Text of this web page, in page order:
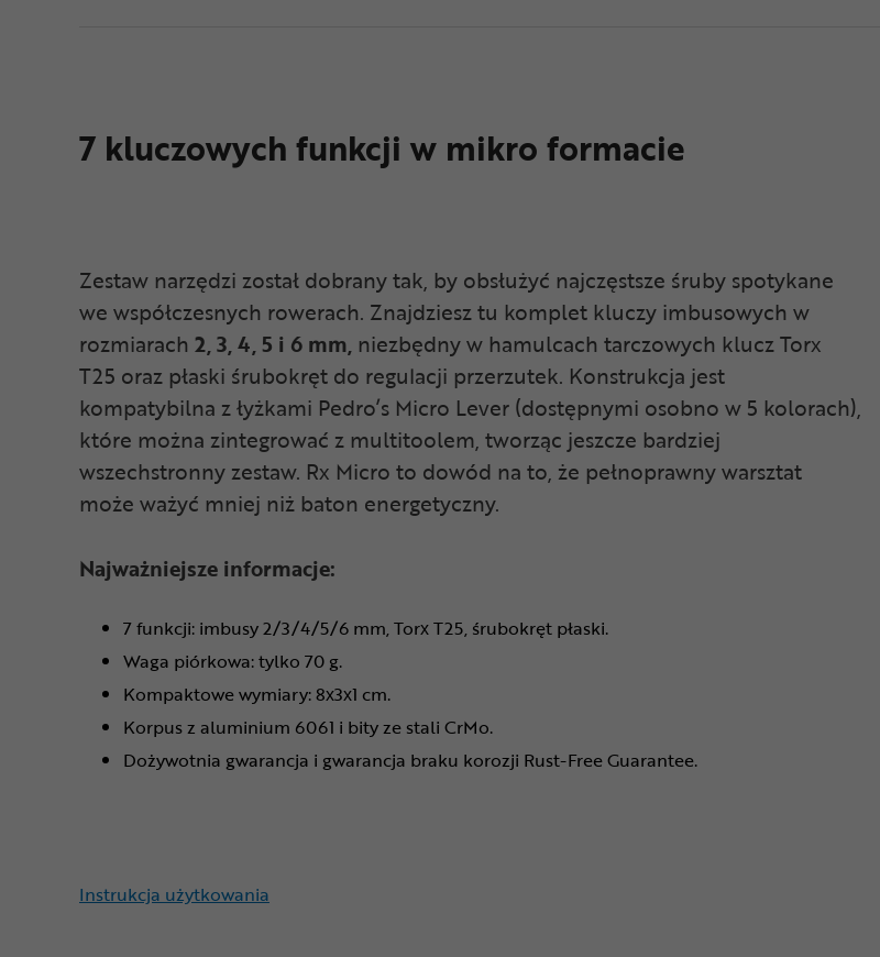
7 kluczowych funkcji w mikro formacie
Zestaw narzędzi został dobrany tak, by obsłużyć najczęstsze śruby spotykane
we współczesnych rowerach. Znajdziesz tu komplet kluczy imbusowych w
rozmiarach 2, 3, 4, 5 i 6 mm, niezbędny w hamulcach tarczowych klucz Torx
T25 oraz płaski śrubokręt do regulacji przerzutek. Konstrukcja jest
kompatybilna z łyżkami Pedro’s Micro Lever (dostępnymi osobno w 5 kolorach),
które można zintegrować z multitoolem, tworząc jeszcze bardziej
wszechstronny zestaw. Rx Micro to dowód na to, że pełnoprawny warsztat
może ważyć mniej niż baton energetyczny.
Najważniejsze informacje:
7 funkcji: imbusy 2/3/4/5/6 mm, Torx T25, śrubokręt płaski.
Waga piórkowa: tylko 70 g.
Kompaktowe wymiary: 8x3x1 cm.
Korpus z aluminium 6061 i bity ze stali CrMo.
Dożywotnia gwarancja i gwarancja braku korozji Rust-Free Guarantee.
Instrukcja użytkowania